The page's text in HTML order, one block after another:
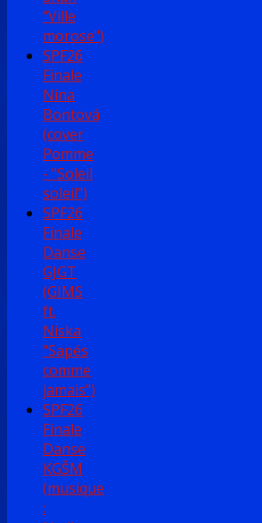
"Ville
morose")
SPF26
Finale
Nina
Bontová
(cover
Pomme
- "Soleil
soleil")
SPF26
Finale
Danse
GJGT
(GIMS
ft.
Niska
"Sapés
comme
jamais")
SPF26
Finale
Danse
KGŠM
(musique
: